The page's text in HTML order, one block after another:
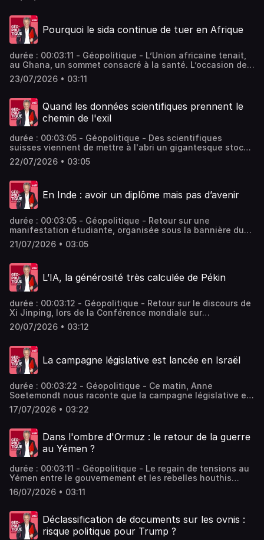
Pourquoi le sida continue de tuer en Afrique
durée : 00:03:11 - Géopolitique - L’Union africaine tenait,
au Ghana, un sommet consacré à la santé. L’occasion de
rappeler que le sida reste un fléau majeur. Vous aimez ce
podcast ? Pour écouter tous les épisodes sans limite,
23/07/2026 • 03:11
Quand les données scientifiques prennent le
chemin de l'exil
durée : 00:03:05 - Géopolitique - Des scientifiques
suisses viennent de mettre à l'abri un gigantesque stock
de données récoltées par la NASA. Vous aimez ce podcast
? Pour écouter tous les épisodes sans limite, rendez-vous
22/07/2026 • 03:05
En Inde : avoir un diplôme mais pas d’avenir
durée : 00:03:05 - Géopolitique - Retour sur une
manifestation étudiante, organisée sous la bannière du
"Parti du peuple des cafards" le 20 juillet 2026 à New
Delhi. Vous aimez ce podcast ? Pour écouter tous les
21/07/2026 • 03:05
L’IA, la générosité très calculée de Pékin
durée : 00:03:12 - Géopolitique - Retour sur le discours de
Xi Jinping, lors de la Conférence mondiale sur
l’Intelligence artificielle, qui se tenait ce week-end à
Shanghai; le président chinois a plaidé pour une IA
tous les épisodes sans limite, rendez-vous sur Radio
France
20/07/2026 • 03:12
La campagne législative est lancée en Israël
durée : 00:03:22 - Géopolitique - Ce matin, Anne
Soetemondt nous raconte que la campagne législative est
bel et bien lancée en Israel ! Vous aimez ce podcast ?
Pour écouter tous les épisodes sans limite, rendez-vous
17/07/2026 • 03:22
Dans l'ombre d'Ormuz : le retour de la guerre
au Yémen ?
durée : 00:03:11 - Géopolitique - Le regain de tensions au
Yémen entre le gouvernement et les rebelles houthis
menace la trêve onusienne. Ce conflit, alimenté par des
soutiens régionaux, fait craindre une instabilité accrue
Soetemondt Journaliste Vous aimez ce podcast ? Pour
écouter tous les épisodes sans limite, rendez-vous sur
Radio France
16/07/2026 • 03:11
Déclassification de documents sur les ovnis :
risque politique pour Trump ?